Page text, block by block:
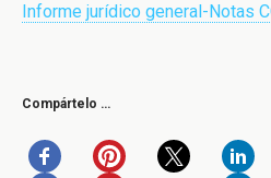
Informe jurídico general-Notas
Compártelo …